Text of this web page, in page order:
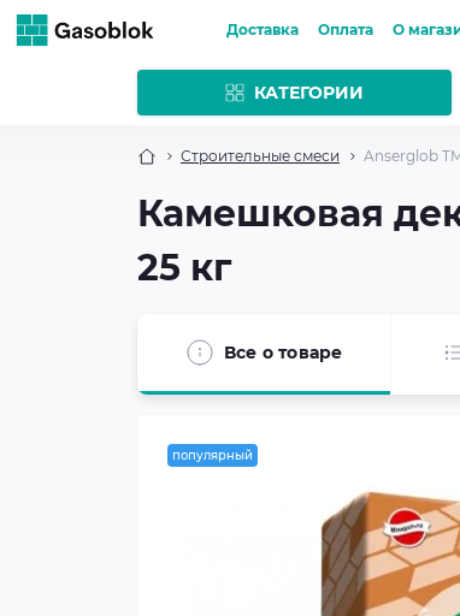
Доставка Оплата О
КАТЕГОРИИ
Строительные смеси Anserglob
Камешковая
25 кг
Все о товаре
популярный